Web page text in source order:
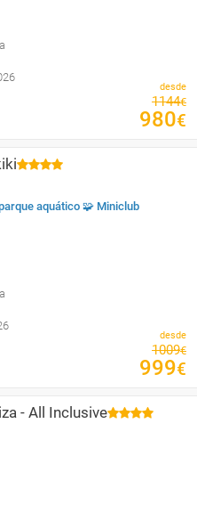
desde
1144€
980€
aquático 🧩 Miniclub
desde
1009€
999€
- All Inclusive